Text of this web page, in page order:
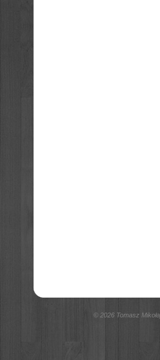
© 2026 Tomasz